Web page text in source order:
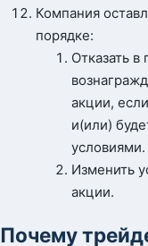
Компания
порядке:
Отказать
акции,
и(или)
условиями.
Изменить
акции.
Почему